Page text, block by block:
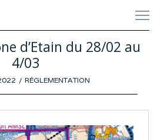
d’Etain du 28/02 au
4/03
5 RÉGLEMENTATION